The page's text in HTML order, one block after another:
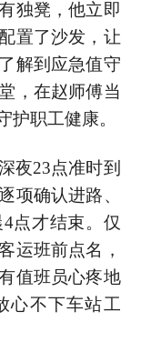
独凳，他立即
置了沙发，让
解到应急值守
，在赵师傅当
护职工健康。
夜23点准时到
项确认进路、
点才结束。仅
运班前点名，
值班员心疼地
心不下车站工